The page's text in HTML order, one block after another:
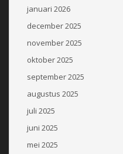
januari 2026
december 2025
november 2025
oktober 2025
september 2025
augustus 2025
juli 2025
juni 2025
mei 2025